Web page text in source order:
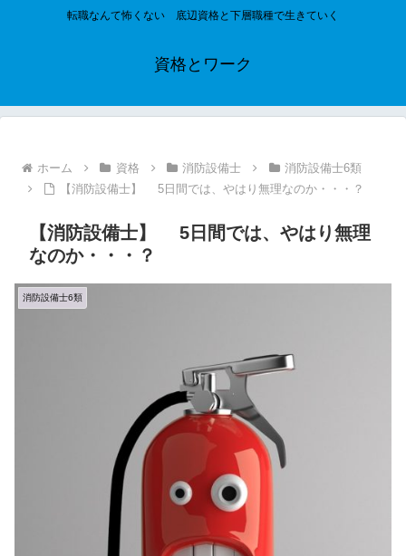
転職なんて怖くない 底辺資格と下層職種で生きていく
資格とワーク
ホーム 資格 消防設備士
消防設備士6類
【消防設備士】 5日間では、やはり無理なのか・・・？
【消防設備士】 5日間では、やはり無理
なのか・・・？
消防設備士6類